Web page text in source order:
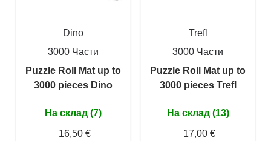
Dino
3000 Части
Puzzle Roll Mat up to
3000 pieces Dino
На склад (7)
16,50 €
Trefl
3000 Части
Puzzle Roll Mat up to
3000 pieces Trefl
На склад (13)
17,00 €